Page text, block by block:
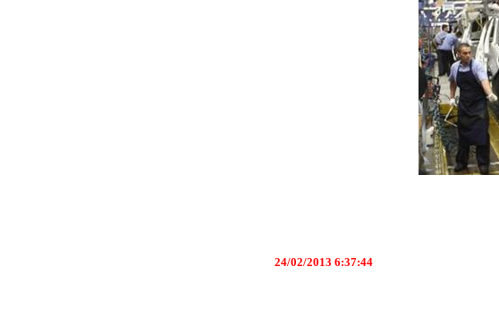
24/02/2013 6:37:44